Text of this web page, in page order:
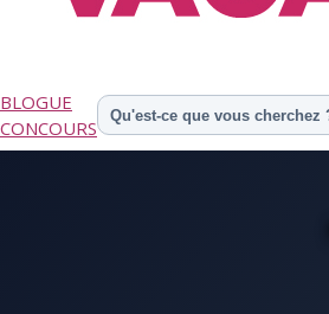
BLOGUE
CONCOURS